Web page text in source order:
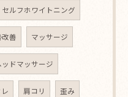
セルフホワイトニング
善 マッサージ
ッドマッサージ
肩コリ 歪み